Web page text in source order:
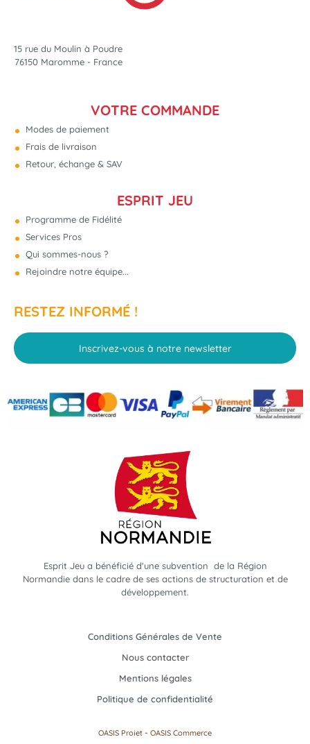
15 rue du Moulin à Poudre
76150 Maromme - France
VOTRE COMMANDE
Modes de paiement
Frais de livraison
Retour, échange & SAV
ESPRIT JEU
Programme de Fidélité
Services Pros
Qui sommes-nous ?
Rejoindre notre équipe...
RESTEZ INFORMÉ !
Inscrivez-vous à notre newsletter
Esprit Jeu a bénéficié d'une subvention de la Région
Normandie dans le cadre de ses actions de structuration et de
développement.
Conditions Générales de Vente
Nous contacter
Mentions légales
Politique de confidentialité
OASIS Projet - OASIS Commerce